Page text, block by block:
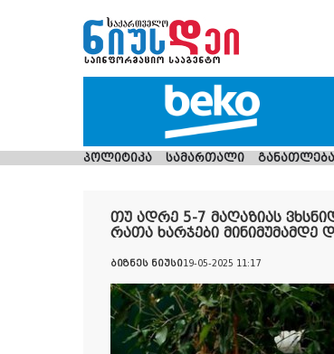
პოლიტიკა სამართალი განათლება
თუ ადრე 5-7 მაღაზიას
რათა ხარჯები მინიმუმამდე
ბიზნეს ნიუსი19-05-2025 11:17